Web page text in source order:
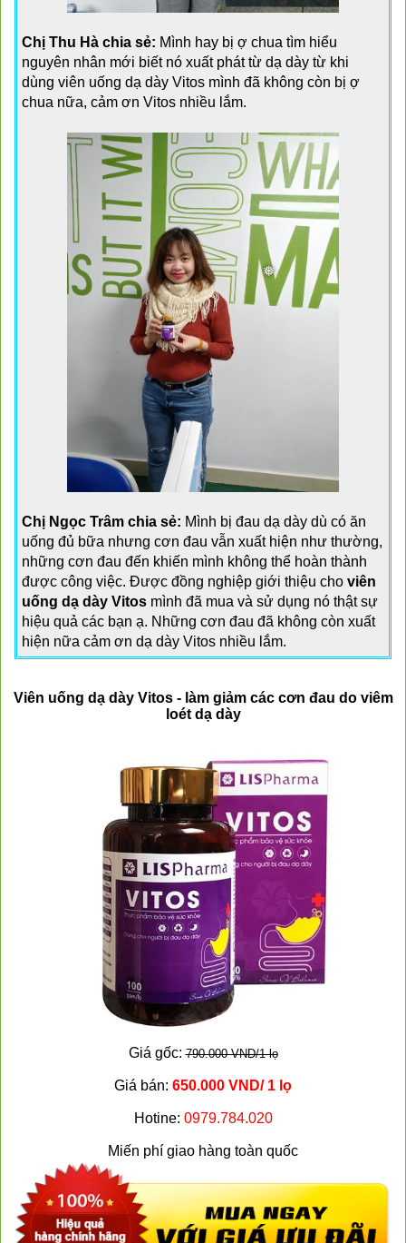
Chị Thu Hà chia sẻ: Mình hay bị ợ chua tìm hiểu
nguyên nhân mới biết nó xuất phát từ dạ dày từ khi
dùng viên uống dạ dày Vitos mình đã không còn bị ợ
chua nữa, cảm ơn Vitos nhiều lắm.
Chị Ngọc Trâm chia sẻ: Mình bị đau dạ dày dù có ăn
uống đủ bữa nhưng cơn đau vẫn xuất hiện như thường,
những cơn đau đến khiến mình không thể hoàn thành
được công việc. Được đồng nghiệp giới thiệu cho viên
uống dạ dày Vitos mình đã mua và sử dụng nó thật sự
hiệu quả các bạn ạ. Những cơn đau đã không còn xuất
hiện nữa cảm ơn dạ dày Vitos nhiều lắm.
Viên uống dạ dày Vitos - làm giảm các cơn đau do viêm
loét dạ dày
Giá gốc:790.000 VND/1 lọ
Giá bán: 650.000 VND/ 1 lọ
Hotine: 0979.784.020
Miến phí giao hàng toàn quốc